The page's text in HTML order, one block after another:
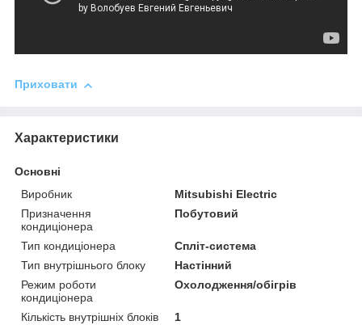
Приховати
Характеристики
Основні
Виробник
Mitsubishi Electric
Призначення
кондиціонера
Побутовий
Тип кондиціонера
Спліт-система
Тип внутрішнього блоку
Настінний
Режим роботи
кондиціонера
Охолодження/обігрів
Кількість внутрішніх блоків
1